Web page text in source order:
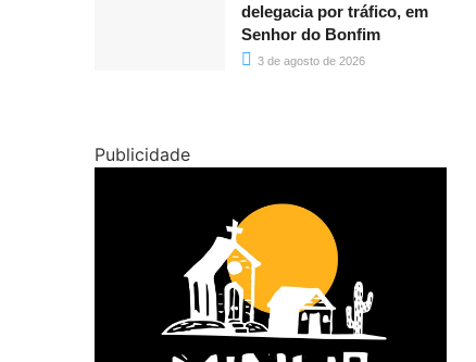
delegacia por tráfico, em
Senhor do Bonfim
3 de agosto de 2026
Publicidade